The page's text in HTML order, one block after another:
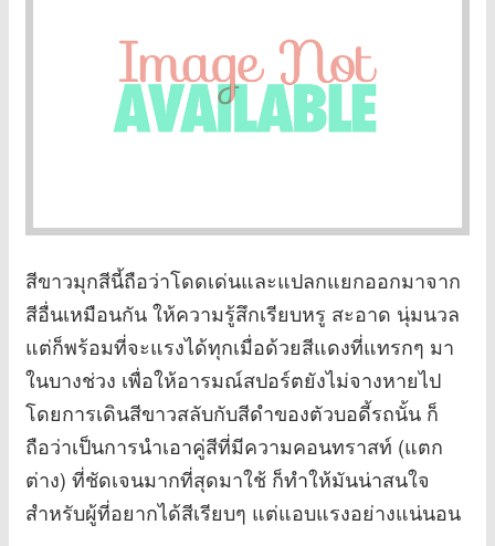
สีขาวมุกสีนี้ถือว่าโดดเด่นและแปลกแยกออกมาจาก
สีอื่นเหมือนกัน ให้ความรู้สึกเรียบหรู สะอาด นุ่มนวล
แต่ก็พร้อมที่จะแรงได้ทุกเมื่อด้วยสีแดงที่แทรกๆ มา
ในบางช่วง เพื่อให้อารมณ์สปอร์ตยังไม่จางหายไป
โดยการเดินสีขาวสลับกับสีดำของตัวบอดี้รถนั้น ก็
ถือว่าเป็นการนำเอาคู่สีที่มีความคอนทราสท์ (แตก
ต่าง) ที่ชัดเจนมากที่สุดมาใช้ ก็ทำให้มันน่าสนใจ
สำหรับผู้ที่อยากได้สีเรียบๆ แต่แอบแรงอย่างแน่นอน